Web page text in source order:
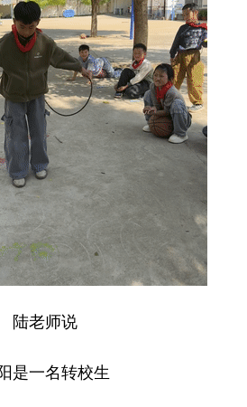
陆老师说
是一名转校生